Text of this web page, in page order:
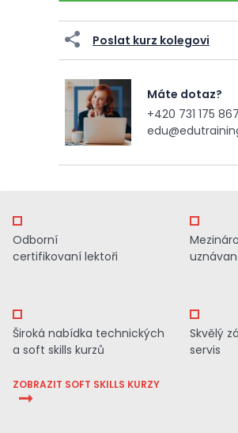
Poslat kurz kolegovi
Máte dotaz?
+420 731 175 867
Odborní
certifikovaní lektoři
Široká nabídka technických
a soft skills kurzů
ZOBRAZIT SOFT SKILLS KURZY
Skvělý
servis